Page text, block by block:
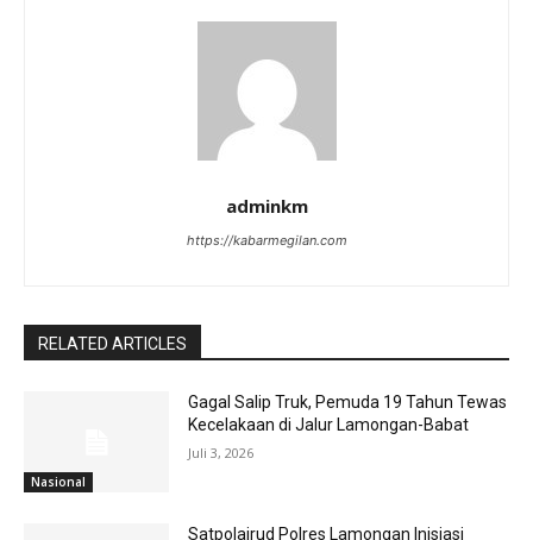
adminkm
https://kabarmegilan.com
RELATED ARTICLES
Nasional
Gagal Salip Truk, Pemuda 19 Tahun Tewas
Kecelakaan di Jalur Lamongan-Babat
Juli 3, 2026
Satpolairud Polres Lamongan Inisiasi